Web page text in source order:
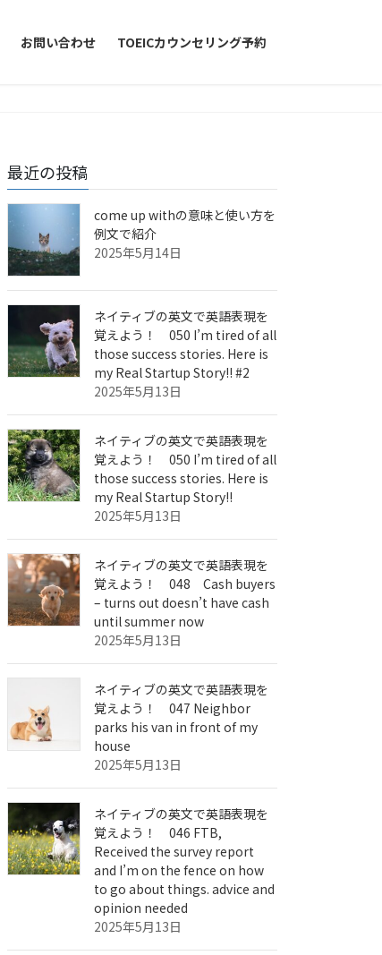
お問い合わせ TOEICカウンセリング予約
最近の投稿
come up withの意味と使い方を
例文で紹介
2025年5月14日
ネイティブの英文で英語表現を
覚えよう！ 050 I’m tired of all
those success stories. Here is
my Real Startup Story!! #2
2025年5月13日
ネイティブの英文で英語表現を
覚えよう！ 050 I’m tired of all
those success stories. Here is
my Real Startup Story!!
2025年5月13日
ネイティブの英文で英語表現を
覚えよう！ 048 Cash buyers
– turns out doesn’t have cash
until summer now
2025年5月13日
ネイティブの英文で英語表現を
覚えよう！ 047 Neighbor
parks his van in front of my
house
2025年5月13日
ネイティブの英文で英語表現を
覚えよう！ 046 FTB,
Received the survey report
and I’m on the fence on how
to go about things. advice and
opinion needed
2025年5月13日